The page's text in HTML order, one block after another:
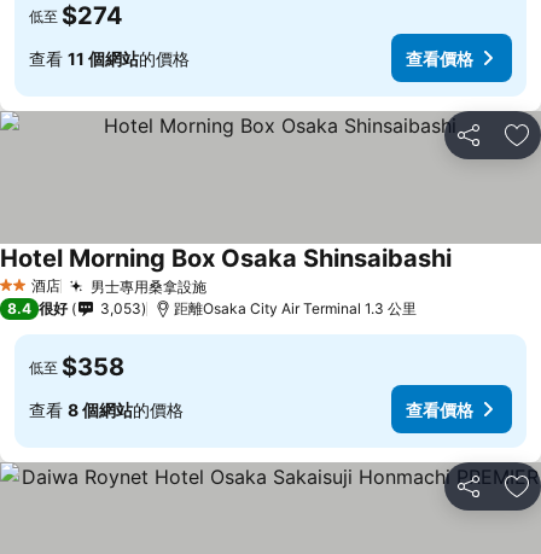
低至 $274
查看 11 個網站的價格 查看價格
分享 放
2 星級酒店 男士專用桑拿設施查看價格
Hotel Morning Box Osaka Shinsaibashi查看價格
8.4 很好 3,053 距離Osaka City Air Terminal 1.3 公里
低至 $358
查看 8 個網站的價格 查看價格
分享 放